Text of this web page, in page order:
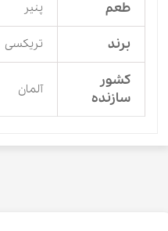
طعم پنیر
برند تریکسی
کشور
سازنده
آلمان